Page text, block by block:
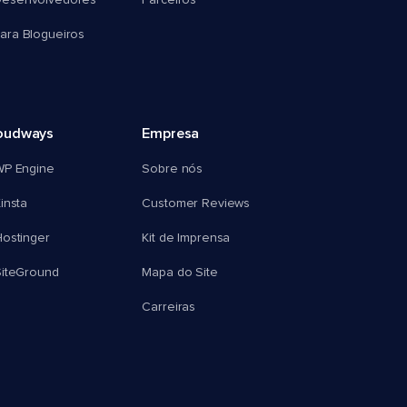
Blogueiros
Engine
Empresa
Sobre nós
Customer Reviews
Kit de Imprensa
Mapa do Site
Carreiras